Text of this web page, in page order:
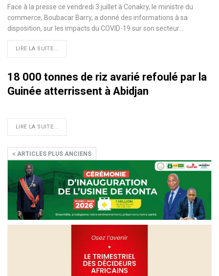
Face à la presse ce vendredi 3 juillet à Conakry, le ministre du
commerce, Boubacar Barry, a donné des informations à sa
disposition, sur les impacts du COVID-19 sur son secteur…
LIRE LA SUITE...
18 000 tonnes de riz avarié refoulé par la
Guinée atterrissent à Abidjan
LIRE LA SUITE...
ARTICLES PLUS ANCIENS